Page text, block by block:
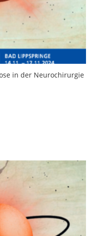
in der Neurochirurgie